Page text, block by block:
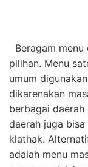
Beragam
pilihan. Menu
umum
dikarenakan
berbagai daerah
daerah juga
klathak.
adalah menu